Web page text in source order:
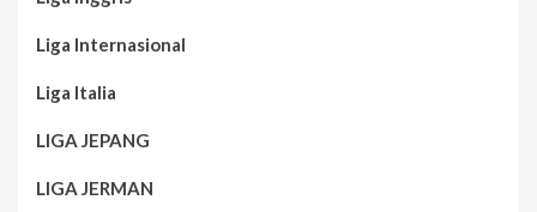
Liga Internasional
Liga Italia
LIGA JEPANG
LIGA JERMAN